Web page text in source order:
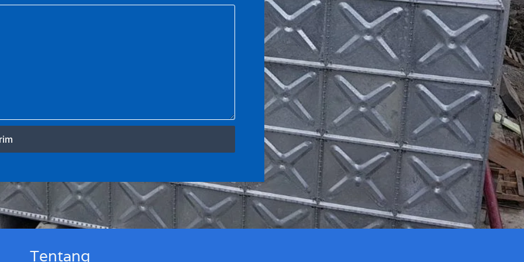
Tentang